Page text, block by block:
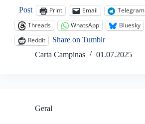
Post Print Email
Telegram
Threads
WhatsApp
Bluesky
Reddit
Share on Tumblr
Carta Campinas
01.07.2025
Geral